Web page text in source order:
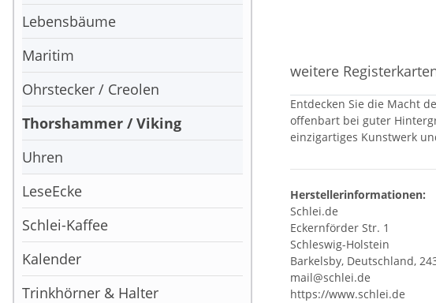
weitere
Entdecken Sie die Macht
offenbart bei guter
einzigartiges Kunstwerk
Herstellerinformationen:
Schlei.de
Eckernförder Str. 1
Schleswig-Holstein
Barkelsby, Deutschland,
mail@schlei.de
https://www.schlei.de
Lebensbäume
Maritim
Ohrstecker / Creolen
Thorshammer / Viking
Uhren
LeseEcke
Schlei-Kaffee
Kalender
Trinkhörner & Halter